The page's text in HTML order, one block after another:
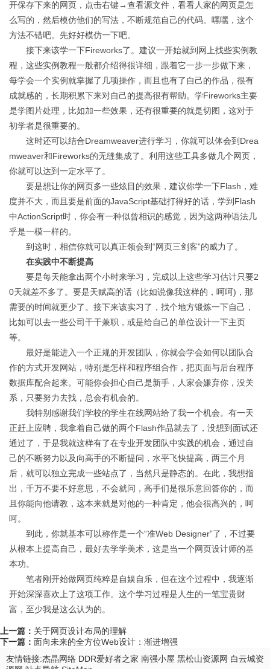
开保存下来的网页，点击右键→查看源文件，看看人家的网页是怎
么写的，然后模仿他们的写法，不断规范自己的代码。嘿嘿，这个
方法不错吧。先好好模仿一下吧。
接下来该学一下Fireworks了。建议一开始就到网上找些实例教
程，这些实例教程一般都介绍得很详细，跟着它一步一步做下来，
每学会一个实例就掌握了几项操作，而且也有了自己的作品，很有
成就感的，长期积累下来对自己的提高很有帮助。学Fireworks主要
是学图片处理，比如加一些效果，还有很重要的就是切图，这对于
初学者是很重要的。
这时还可以结合Dreamweaver进行学习，你就可以体会到Drea
mweaver和Fireworks的无缝集成了。利用这些工具多做几个网页，
你就可以达到一定水平了。
要是想让你的网页多一些炫目的效果，建议你学一下Flash，难
度并不大，而且要是前面的JavaScript基础打得好的话，学到Flash
中ActionScript时，你会有一种似曾相识的感觉，因为这两种语法几
乎是一模一样的。
到这时，相信你就可以真正领会到“网页三剑客”的威力了。
在实践中不断提高
要是每天能拿出两个小时来学习，完成以上这些学习估计只要2
0天就差不多了。要是天赋高的话（比如说像我这样的，呵呵)，那
需要的时间就更少了。接下来该实习了，找个地方锻炼一下自己，
比如可以去一些公司干干兼职，或是给自己的单位设计一下主页
等。
最好是能进入一个正规的开发团队，你就会学会如何以团队合
作的方式开发网站，特别是怎样和程序组合作，把页面与后台程序
数据库配合起来。可能你会担心自己是新手，人家会嫌弃你，没关
系，只要努力去找，总会有机会的。
我特别感谢我们学校的学生在线网站给了我一个机会。有一天
正赶上应聘，我拿着自己做的两个Flash作品就去了，没想到面试还
通过了，于是我就这样有了在专业开发团队中实践的机会，通过自
己的不断努力以及向高手的不断提问，水平飞快提高，两三个月
后，就可以独立完成一些站点了，当然只是静态的。在此，我想指
出，千万不要不好意思，不会就问，高手们是很乐意回答你的，而
且你能向他请教，这本来就是对他的一种肯定，他会很高兴的，呵
呵。
到此，你就基本可以称作是一个“准Web Designer”了，不过要
从根本上提高自己，最好去学学美术，这是当一个网页设计师的基
本功。
笔者刚开始做网页纯粹是自娱自乐，但在这个过程中，我逐渐
开始深深喜欢上了这项工作。这个学习过程是人生的一笔宝贵财
富，至少我是这么认为的。
上一篇： 关于网页设计布局的理解
下一篇： 面向未来的全方位Web设计：渐进增强
友情链接:杰晶网络 DDR爱好者之家 南强小屋 黑松山资源网 白云城资